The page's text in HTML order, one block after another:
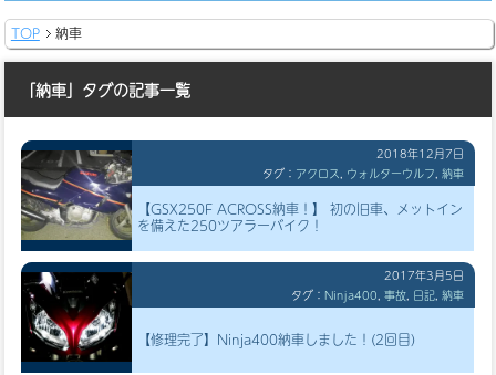
TOP 納車
「納車」タグの記事一覧
2018年12月7日
タグ： アクロス , ウォルターウルフ, 納車
【GSX250F ACROSS納車！】 初の旧車、メットイン
を備えた250ツアラーバイク！
2017年3月5日
タグ： Ninja400, 事故, 日記, 納車
【修理完了】Ninja400納車しました！(2回目)